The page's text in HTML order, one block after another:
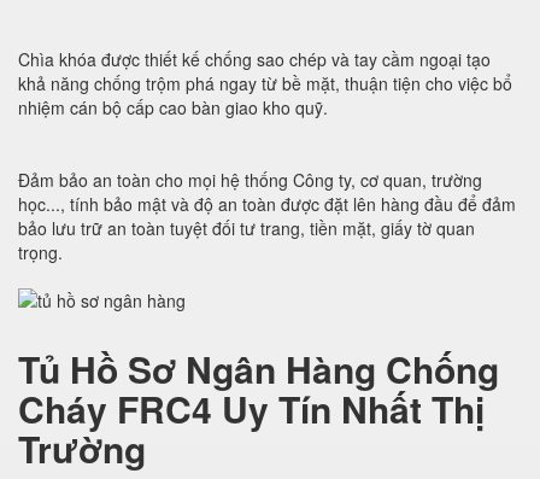
Chìa khóa được thiết kế chống sao chép và tay cầm ngoại tạo
khả năng chống trộm phá ngay từ bề mặt, thuận tiện cho việc bổ
nhiệm cán bộ cấp cao bàn giao kho quỹ.
Đảm bảo an toàn cho mọi hệ thống Công ty, cơ quan, trường
học..., tính bảo mật và độ an toàn được đặt lên hàng đầu để đảm
bảo lưu trữ an toàn tuyệt đối tư trang, tiền mặt, giấy tờ quan
trọng.
Tủ Hồ Sơ Ngân Hàng Chống
Cháy FRC4 Uy Tín Nhất Thị
Trường